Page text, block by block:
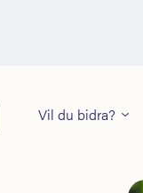
Vil du bidra?